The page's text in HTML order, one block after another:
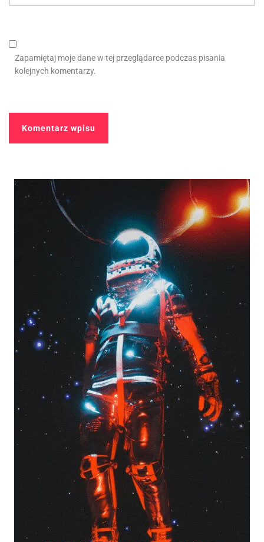
Zapamiętaj moje dane w tej przeglądarce podczas pisania
kolejnych komentarzy.